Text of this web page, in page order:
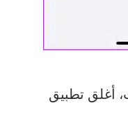
أغلق تطبيق